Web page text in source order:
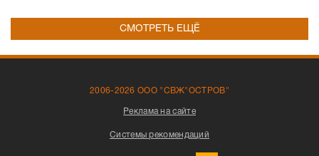
СМОТРЕТЬ ЕЩЁ
2006-2026 ООО "СВЖ"ОСТРОВ"
Реклама на сайте
Системы рекомендаций